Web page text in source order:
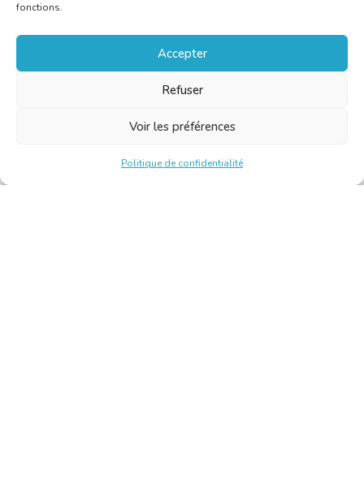
fonctions.
Accepter
Refuser
Voir les préférences
Politique de confidentialité